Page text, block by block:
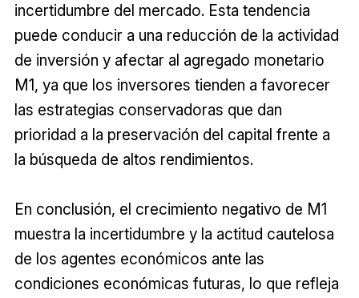
incertidumbre del mercado. Esta tendencia
puede conducir a una reducción de la actividad
de inversión y afectar al agregado monetario
M1, ya que los inversores tienden a favorecer
las estrategias conservadoras que dan
prioridad a la preservación del capital frente a
la búsqueda de altos rendimientos.
En conclusión, el crecimiento negativo de M1
muestra la incertidumbre y la actitud cautelosa
de los agentes económicos ante las
condiciones económicas futuras, lo que refleja